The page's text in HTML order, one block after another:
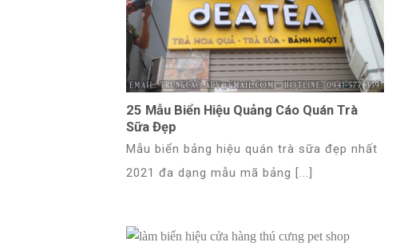
25 Mẫu Biển Hiệu Quảng Cáo Quán Trà
Sữa Đẹp
Mẫu biển bảng hiệu quán trà sữa đẹp nhất
2021 đa dạng mẫu mã bảng [...]